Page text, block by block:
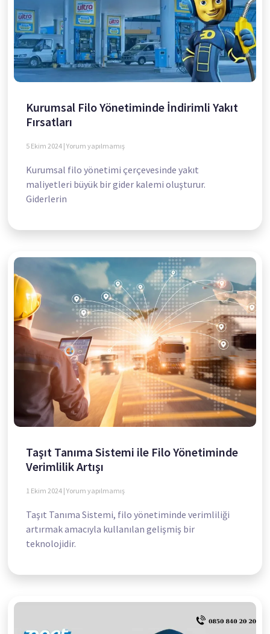
Kurumsal Filo Yönetiminde İndirimli Yakıt
Fırsatları
5 Ekim 2024 Yorum yapılmamış
Kurumsal filo yönetimi çerçevesinde yakıt
maliyetleri büyük bir gider kalemi oluşturur.
Giderlerin
Taşıt Tanıma Sistemi ile Filo Yönetiminde
Verimlilik Artışı
1 Ekim 2024 Yorum yapılmamış
Taşıt Tanıma Sistemi, filo yönetiminde verimliliği
artırmak amacıyla kullanılan gelişmiş bir
teknolojidir.